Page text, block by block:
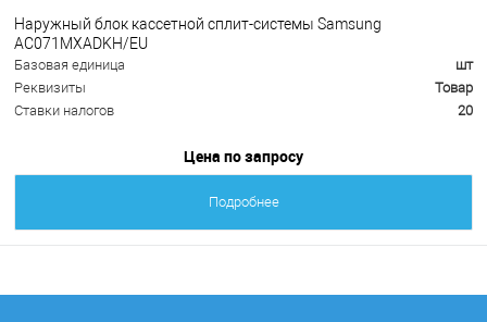
Наружный блок кассетной сплит-системы Samsung
AC071MXADKH/EU
Базовая единица
шт
Реквизиты
Товар
Ставки налогов
20
Цена по запросу
Подробнее